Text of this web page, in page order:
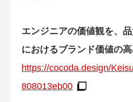
エンジニアの価値観を、
におけるブランド価値の
https://cocoda.design/
808013eb00